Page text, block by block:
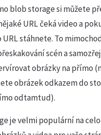
blob storage si můžete
URL čeká video a
URL stáhnete. To
scén a
obrázky na přímo
obrázek odkazem do
odtamtud).
je velmi populární na